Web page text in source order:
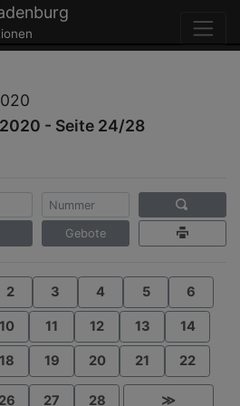
- Seite 24/28
Gebote
2 3 4 5 6
10 11 12 13 14
18 19 20 21 22
26 27 28 ≫